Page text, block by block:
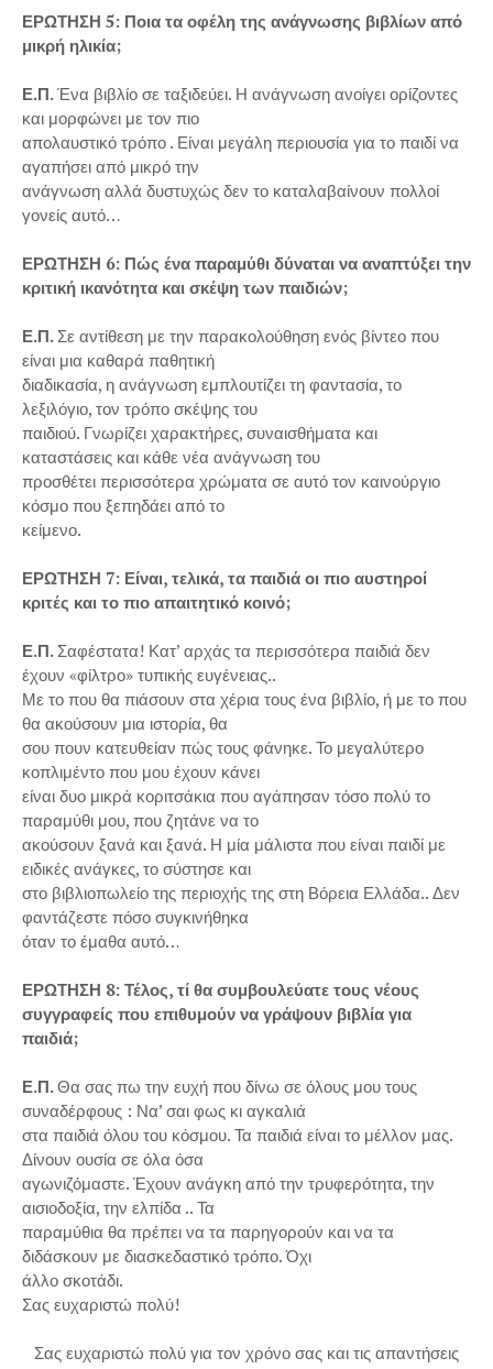
ΕΡΩΤΗΣΗ 5: Ποια τα οφέλη της ανάγνωσης βιβλίων από
μικρή ηλικία;
Ε.Π.Ένα βιβλίο σε ταξιδεύει. Η ανάγνωση ανοίγει ορίζοντες
και μορφώνει με τον πιο
απολαυστικό τρόπο . Είναι μεγάλη περιουσία για το παιδί να
αγαπήσει από μικρό την
ανάγνωση αλλά δυστυχώς δεν το καταλαβαίνουν πολλοί
γονείς αυτό…
ΕΡΩΤΗΣΗ 6: Πώς ένα παραμύθι δύναται να αναπτύξει την
κριτική ικανότητα και σκέψη των παιδιών;
Ε.Π.Σε αντίθεση με την παρακολούθηση ενός βίντεο που
είναι μια καθαρά παθητική
διαδικασία, η ανάγνωση εμπλουτίζει τη φαντασία, το
λεξιλόγιο, τον τρόπο σκέψης του
παιδιού. Γνωρίζει χαρακτήρες, συναισθήματα και
καταστάσεις και κάθε νέα ανάγνωση του
προσθέτει περισσότερα χρώματα σε αυτό τον καινούργιο
κόσμο που ξεπηδάει από το
κείμενο.
ΕΡΩΤΗΣΗ 7: Είναι, τελικά, τα παιδιά οι πιο αυστηροί
κριτές και το πιο απαιτητικό κοινό;
Ε.Π.Σαφέστατα! Κατ’ αρχάς τα περισσότερα παιδιά δεν
έχουν «φίλτρο» τυπικής ευγένειας..
Με το που θα πιάσουν στα χέρια τους ένα βιβλίο, ή με το που
θα ακούσουν μια ιστορία, θα
σου πουν κατευθείαν πώς τους φάνηκε. Το μεγαλύτερο
κοπλιμέντο που μου έχουν κάνει
είναι δυο μικρά κοριτσάκια που αγάπησαν τόσο πολύ το
παραμύθι μου, που ζητάνε να το
ακούσουν ξανά και ξανά. Η μία μάλιστα που είναι παιδί με
ειδικές ανάγκες, το σύστησε και
στο βιβλιοπωλείο της περιοχής της στη Βόρεια Ελλάδα.. Δεν
φαντάζεστε πόσο συγκινήθηκα
όταν το έμαθα αυτό…
ΕΡΩΤΗΣΗ 8: Τέλος, τί θα συμβουλεύατε τους νέους
συγγραφείς που επιθυμούν να γράψουν βιβλία για
παιδιά;
Ε.Π.Θα σας πω την ευχή που δίνω σε όλους μου τους
συναδέρφους : Να’ σαι φως κι αγκαλιά
στα παιδιά όλου του κόσμου. Τα παιδιά είναι το μέλλον μας.
Δίνουν ουσία σε όλα όσα
αγωνιζόμαστε. Έχουν ανάγκη από την τρυφερότητα, την
αισιοδοξία, την ελπίδα .. Τα
παραμύθια θα πρέπει να τα παρηγορούν και να τα
διδάσκουν με διασκεδαστικό τρόπο. Όχι
άλλο σκοτάδι.
Σας ευχαριστώ πολύ!
Σας ευχαριστώ πολύ για τον χρόνο σας και τις απαντήσεις